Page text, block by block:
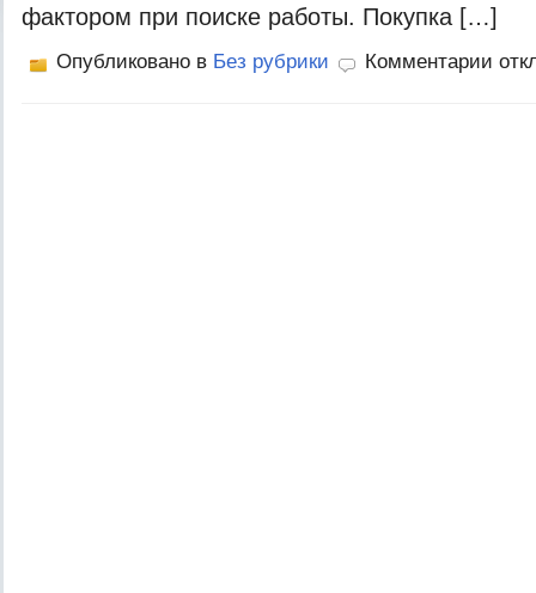
фактором при поиске работы. Покупка […]
Опубликовано в Без рубрики Комментарии